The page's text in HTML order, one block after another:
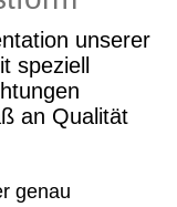
unserer
speziell
an Qualität
genau